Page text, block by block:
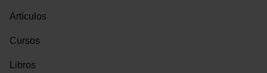
Artículos
Cursos
Libros